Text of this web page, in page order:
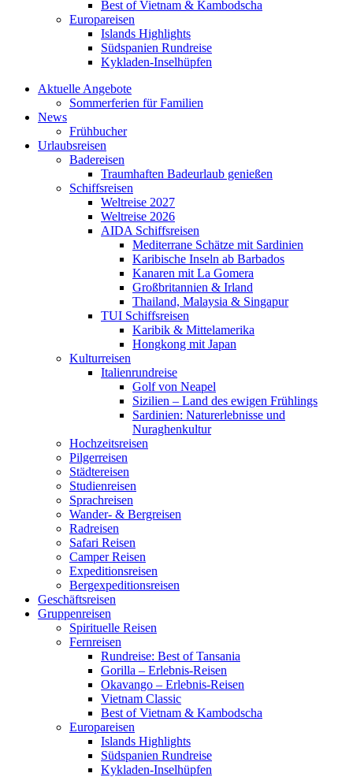
Best of Vietnam & Kambodscha
Europareisen
Islands Highlights
Südspanien Rundreise
Kykladen-Inselhüpfen
Aktuelle Angebote
Sommerferien für Familien
News
Frühbucher
Urlaubsreisen
Badereisen
Traumhaften Badeurlaub genießen
Schiffsreisen
Weltreise 2027
Weltreise 2026
AIDA Schiffsreisen
Mediterrane Schätze mit Sardinien
Karibische Inseln ab Barbados
Kanaren mit La Gomera
Großbritannien & Irland
Thailand, Malaysia & Singapur
TUI Schiffsreisen
Karibik & Mittelamerika
Hongkong mit Japan
Kulturreisen
Italienrundreise
Golf von Neapel
Sizilien – Land des ewigen Frühlings
Sardinien: Naturerlebnisse und
Nuraghenkultur
Hochzeitsreisen
Pilgerreisen
Städtereisen
Studienreisen
Sprachreisen
Wander- & Bergreisen
Radreisen
Safari Reisen
Camper Reisen
Expeditionsreisen
Bergexpeditionsreisen
Geschäftsreisen
Gruppenreisen
Spirituelle Reisen
Fernreisen
Rundreise: Best of Tansania
Gorilla – Erlebnis-Reisen
Okavango – Erlebnis-Reisen
Vietnam Classic
Best of Vietnam & Kambodscha
Europareisen
Islands Highlights
Südspanien Rundreise
Kykladen-Inselhüpfen